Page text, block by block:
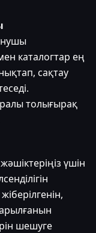
каталогтар ең
сақтау
толығырақ
үшін
шешуге